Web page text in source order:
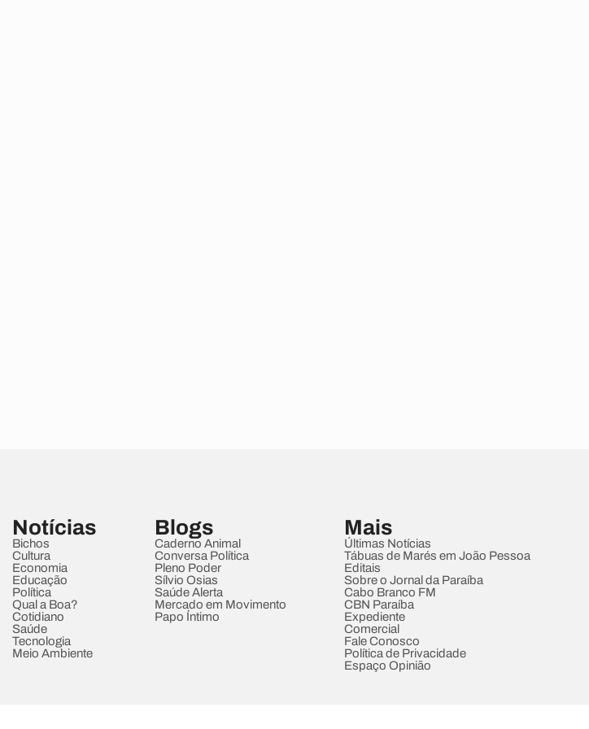
Notícias
Bichos
Cultura
Economia
Educação
Política
Qual a Boa?
Cotidiano
Saúde
Tecnologia
Meio Ambiente
Blogs
Caderno Animal
Conversa Política
Pleno Poder
Sílvio Osias
Saúde Alerta
Mercado em Movimento
Papo Íntimo
Mais
Últimas Notícias
Tábuas de Marés em João Pessoa
Editais
Sobre o Jornal da Paraíba
Cabo Branco FM
CBN Paraíba
Expediente
Comercial
Fale Conosco
Política de Privacidade
Espaço Opinião